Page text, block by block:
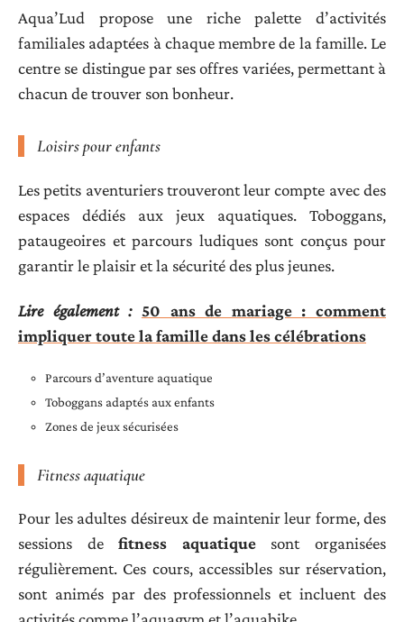
Aqua’Lud propose une riche palette d’activités
familiales adaptées à chaque membre de la famille. Le
centre se distingue par ses offres variées, permettant à
chacun de trouver son bonheur.
Loisirs pour enfants
Les petits aventuriers trouveront leur compte avec des
espaces dédiés aux jeux aquatiques. Toboggans,
pataugeoires et parcours ludiques sont conçus pour
garantir le plaisir et la sécurité des plus jeunes.
Lire également : 50 ans de mariage : comment
impliquer toute la famille dans les célébrations
Parcours d’aventure aquatique
Toboggans adaptés aux enfants
Zones de jeux sécurisées
Fitness aquatique
Pour les adultes désireux de maintenir leur forme, des
sessions defitness aquatiquesont organisées
régulièrement. Ces cours, accessibles sur réservation,
sont animés par des professionnels et incluent des